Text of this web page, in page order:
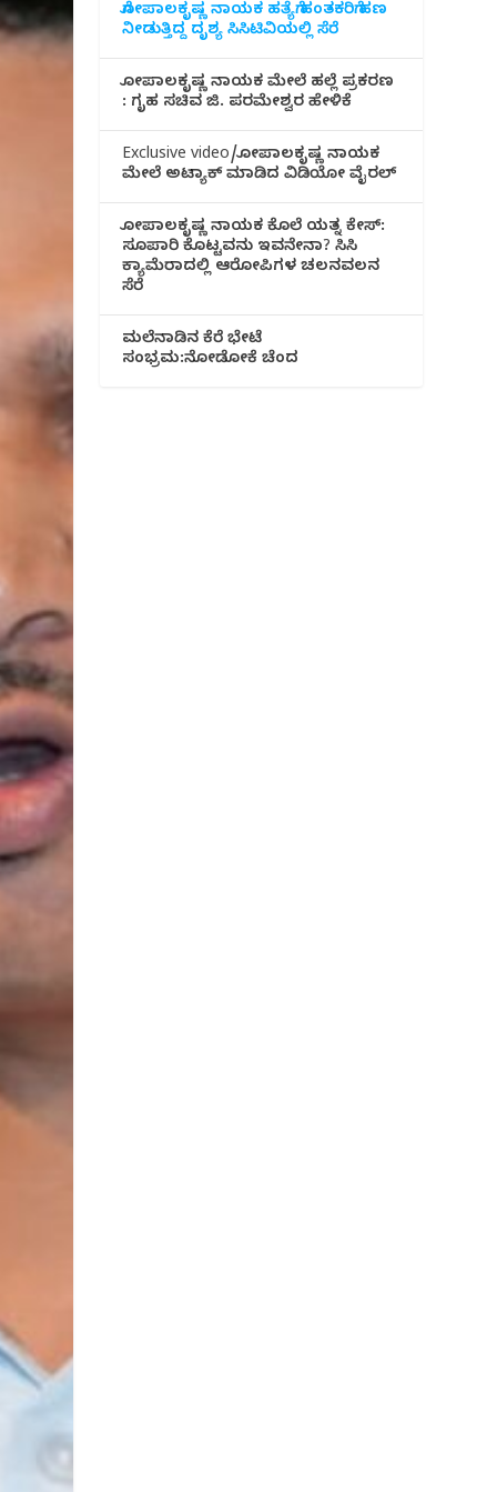
ಗೋಪಾಲಕೃಷ್ಣ ನಾಯಕ ಹತ್ಯೆಗೆ ಹಂತಕರಿಗೆ ಹಣ
ನೀಡುತ್ತಿದ್ದ ದೃಶ್ಯ ಸಿಸಿಟಿವಿಯಲ್ಲಿ ಸೆರೆ
ಗೋಪಾಲಕೃಷ್ಣ ನಾಯಕ ಮೇಲೆ ಹಲ್ಲೆ ಪ್ರಕರಣ
: ಗೃಹ ಸಚಿವ ಜಿ. ಪರಮೇಶ್ವರ ಹೇಳಿಕೆ
Exclusive video/ಗೋಪಾಲಕೃಷ್ಣ ನಾಯಕ
ಮೇಲೆ ಅಟ್ಯಾಕ್ ಮಾಡಿದ ವಿಡಿಯೋ ವೈರಲ್
ಗೋಪಾಲಕೃಷ್ಣ ನಾಯಕ ಕೊಲೆ ಯತ್ನ ಕೇಸ್:
ಸೂಪಾರಿ ಕೊಟ್ಟವನು ಇವನೇನಾ? ಸಿಸಿ
ಕ್ಯಾಮೆರಾದಲ್ಲಿ ಆರೋಪಿಗಳ ಚಲನವಲನ
ಸೆರೆ
ಮಲೆನಾಡಿ‌ನ ಕೆರೆ ಭೇಟೆ
ಸಂಭ್ರಮ:ನೋಡೋಕೆ ಚೆಂದ